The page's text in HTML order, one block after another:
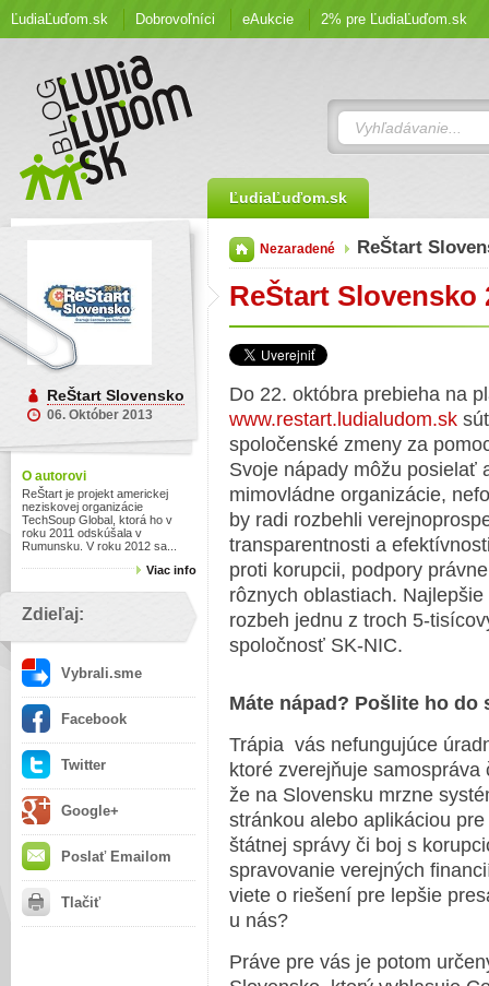
ĽudiaĽuďom.sk Dobrovoľníci eAukcie 2% pre ĽudiaĽuďom.sk
ĽudiaĽuďom.sk
ReŠtart Slovensko
06. Október 2013
O autorovi
ReŠtart je projekt americkej
neziskovej organizácie
TechSoup Global, ktorá ho v
roku 2011 odskúšala v
Rumunsku. V roku 2012 sa...
Viac info
Zdieľaj:
Vybrali.sme
Facebook
Twitter
Google+
Poslať Emailom
Tlačiť
Nezaradené ReŠtart
ReŠtart Slovensko
Do 22. októbra prebieha na
www.restart.ludialudom.sk
spoločenské zmeny za
Svoje nápady môžu posielať
mimovládne organizácie,
by radi rozbehli
transparentnosti a
proti korupcii, podpory
rôznych oblastiach.
rozbeh jednu z troch 5-
spoločnosť SK-NIC.
Máte nápad? Pošlite ho do
Trápia vás nefungujúce
ktoré zverejňuje samospráva
že na Slovensku mrzne
stránkou alebo aplikáciou
štátnej správy či boj s
spravovanie verejných
viete o riešení pre lepšie
u nás?
Práve pre vás je potom